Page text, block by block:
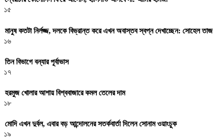
১৫
মানুষ কতটা নির্লজ্জ, দলকে বিভ্রান্ত করে এখন অবাস্তব স্বপ্ন দেখাচ্ছেন: সোহেল তাজ
১৬
তিন বিভাগে বন্যার পূর্বাভাস
১৭
হরমুজ খোলার আশায় বিশ্ববাজারে কমল তেলের দাম
১৮
মোদি এখন দুর্বল, এবার বড় আন্দোলনের সতর্কবার্তা দিলেন সোনাম ওয়াংচুক
১৯